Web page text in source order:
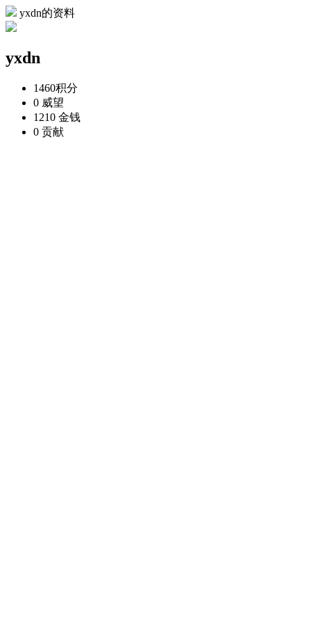
yxdn的资料
yxdn
1460积分
0 威望
1210 金钱
0 贡献